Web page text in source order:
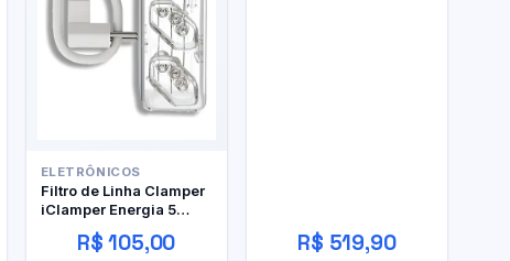
ELETRÔNICOS
Filtro de Linha Clamper
iClamper Energia 5
Tomadas
R$ 105,00 R$ 519,90